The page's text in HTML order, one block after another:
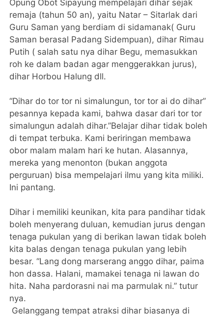
Opung Obot Sipayung mempelajari dihar sejak
remaja (tahun 50 an), yaitu Natar – Sitarlak dari
Guru Saman yang berdiam di sidamanak( Guru
Saman berasal Padang Sidempuan), dihar Rimau
Putih ( salah satu nya dihar Begu, memasukkan
roh ke dalam badan agar menggerakkan jurus),
dihar Horbou Halung dll.
“Dihar do tor tor ni simalungun, tor tor ai do dihar”
pesannya kepada kami, bahwa dasar dari tor tor
simalungun adalah dihar.”Belajar dihar tidak boleh
di tempat terbuka. Kami beriringan membawa
obor malam malam hari ke hutan. Alasannya,
mereka yang menonton (bukan anggota
perguruan) bisa mempelajari ilmu yang kita miliki.
Ini pantang.
Dihar i memiliki keunikan, kita para pandihar tidak
boleh menyerang duluan, kemudian jurus dengan
tenaga pukulan yang di berikan lawan tidak boleh
kita balas dengan tenaga pukulan yang lebih
besar. “Lang dong marserang anggo dihar, paima
hon dassa. Halani, mamakei tenaga ni lawan do
hita. Naha pardorasni nai ma parmulak ni.” tutur
nya.
Gelanggang tempat atraksi dihar biasanya di